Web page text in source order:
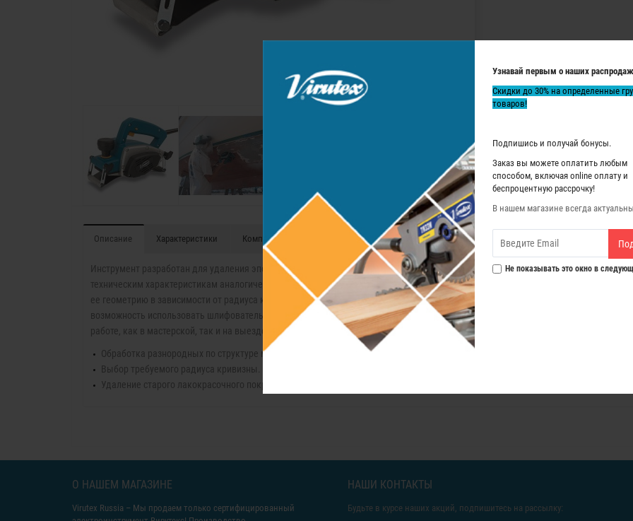
Узнавай первым о наших
Скидки до 30% на определенные
товаров!
Подпишись и получай бонусы.
Заказ вы можете оплатить любым
способом, включая online оплату и
беспроцентную рассрочку!
В нашем магазине всегда
Не показывать это окно в
Описание Характеристики Комплект поставки Скачать Отзывы (0)
Инструмент разработан для удаления эпоксидных смол, обработки комбинированных поверхностей и таких материалов как
техническим характеристикам аналогичен модели CE23N. Отличительной особенностью данной модели является подошва,
ее геометрию в зависимости от радиуса кривизны обрабатываемой детали (минимальный вогнутый радиус 450 мм,
возможность использовать шлифователь и по плоской поверхности. Идеально подходит для работы в столярной мастерской и
работе, как в мастерской, так и на выезде.
Обработка разнородных по структуре материалов в изделии
Выбор требуемого радиуса кривизны. Работа на верфи
Удаление старого лакокрасочного покрытия на дверных полотнах и других поверхностях
О НАШЕМ МАГАЗИНЕ
Virutex Russia – Мы продаем только сертифицированный
НАШИ КОНТАКТЫ
Будьте в курсе наших акций, подпишитесь на рассылку: